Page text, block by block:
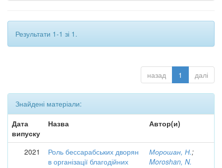
Результати 1-1 зі 1.
назад 1 далі
Знайдені матеріали:
Дата
випуску
Назва Автор(и)
2021
Роль бессарабських дворян
в організації благодійних
Морошан, Н.;
Moroshan, N.